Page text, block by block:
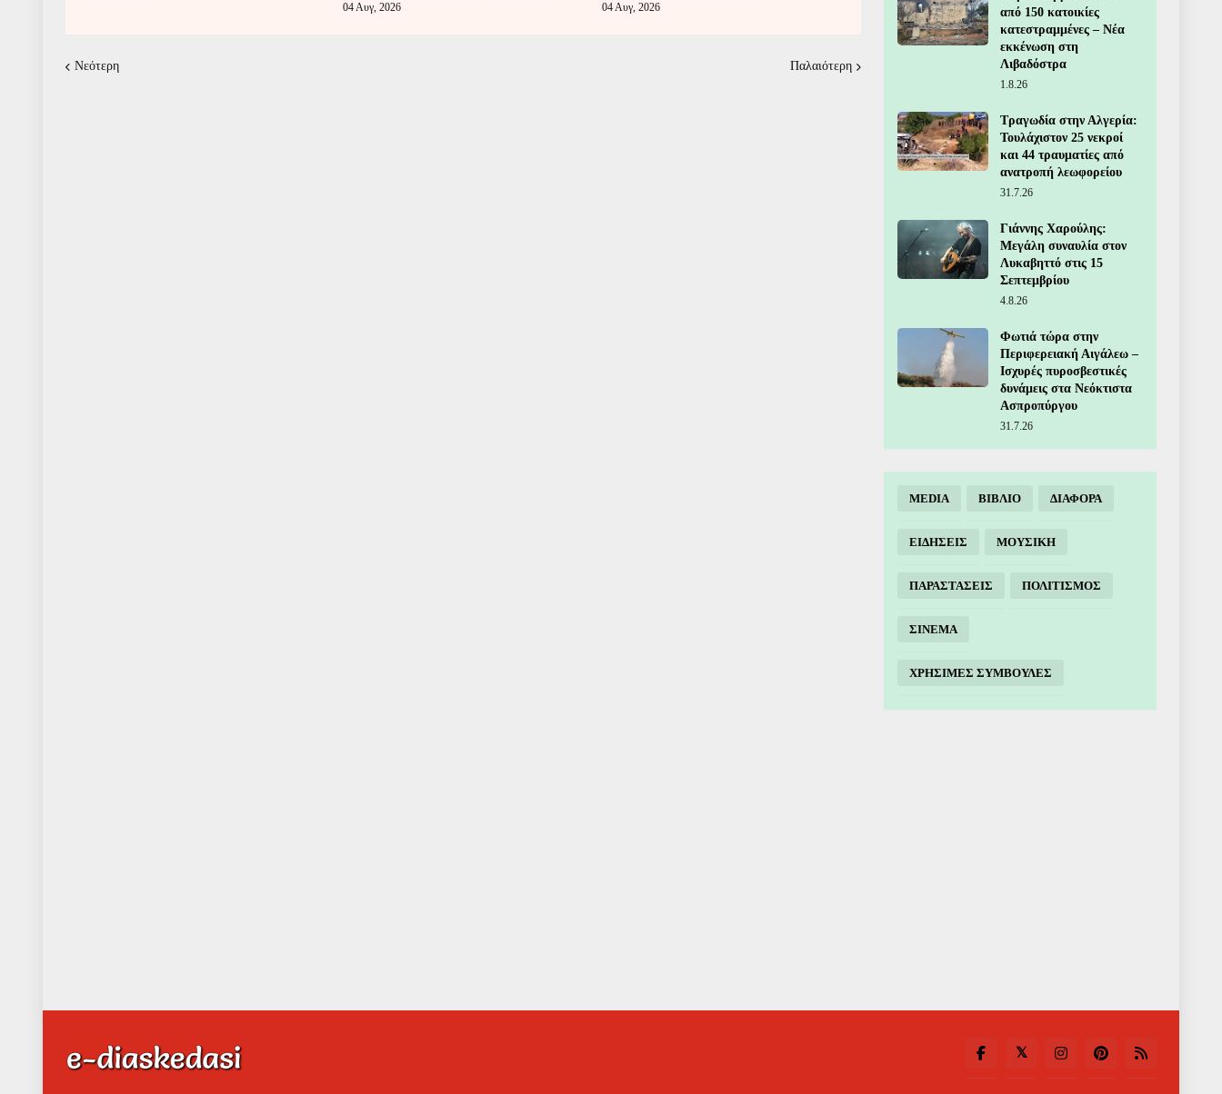
04 Αυγ, 2026 04 Αυγ, 2026
Νεότερη Παλαιότερη
από 150 κατοικίες
κατεστραμμένες – Νέα
εκκένωση στη
Λιβαδόστρα
1.8.26
Τραγωδία στην Αλγερία:
Τουλάχιστον 25 νεκροί
και 44 τραυματίες από
ανατροπή λεωφορείου
31.7.26
Γιάννης Χαρούλης:
Μεγάλη συναυλία στον
Λυκαβηττό στις 15
Σεπτεμβρίου
4.8.26
Φωτιά τώρα στην
Περιφερειακή Αιγάλεω –
Ισχυρές πυροσβεστικές
δυνάμεις στα Νεόκτιστα
Ασπροπύργου
31.7.26
MEDIA ΒΙΒΛΙΟ ΔΙΑΦΟΡΑ
ΕΙΔΗΣΕΙΣ ΜΟΥΣΙΚΗ
ΠΑΡΑΣΤΑΣΕΙΣ ΠΟΛΙΤΙΣΜΟΣ
ΣΙΝΕΜΑ
ΧΡΗΣΙΜΕΣ ΣΥΜΒΟΥΛΕΣ